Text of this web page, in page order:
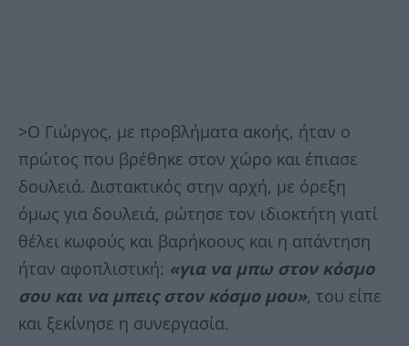
>Ο Γιώργος, με προβλήματα ακοής, ήταν ο
πρώτος που βρέθηκε στον χώρο και έπιασε
δουλειά. Διστακτικός στην αρχή, με όρεξη
όμως για δουλειά, ρώτησε τον ιδιοκτήτη γιατί
θέλει κωφούς και βαρήκοους και η απάντηση
ήταν αφοπλιστική: «για να μπω στον κόσμο
σου και να μπεις στον κόσμο μου», του είπε
και ξεκίνησε η συνεργασία.